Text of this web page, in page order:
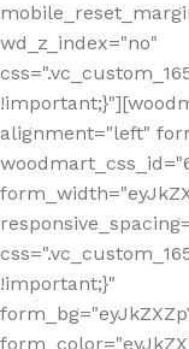
wd_z_index="no"
alignment="left"
!important;}"